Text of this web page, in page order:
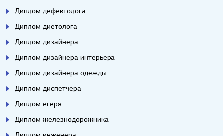
Диплом дефектолога
Диплом диетолога
Диплом дизайнера
Диплом дизайнера интерьера
Диплом дизайнера одежды
Диплом диспетчера
Диплом егеря
Диплом железнодорожника